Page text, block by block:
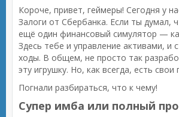
Короче, привет, геймеры! Сегодня у
Залоги от Сбербанка. Если ты думал,
ещё один финансовый симулятор —
Здесь тебе и управление активами, и
ходы. В общем, не просто так
эту игрушку. Но, как всегда, есть
Погнали разбираться, что к чему!
Супер имба или полный